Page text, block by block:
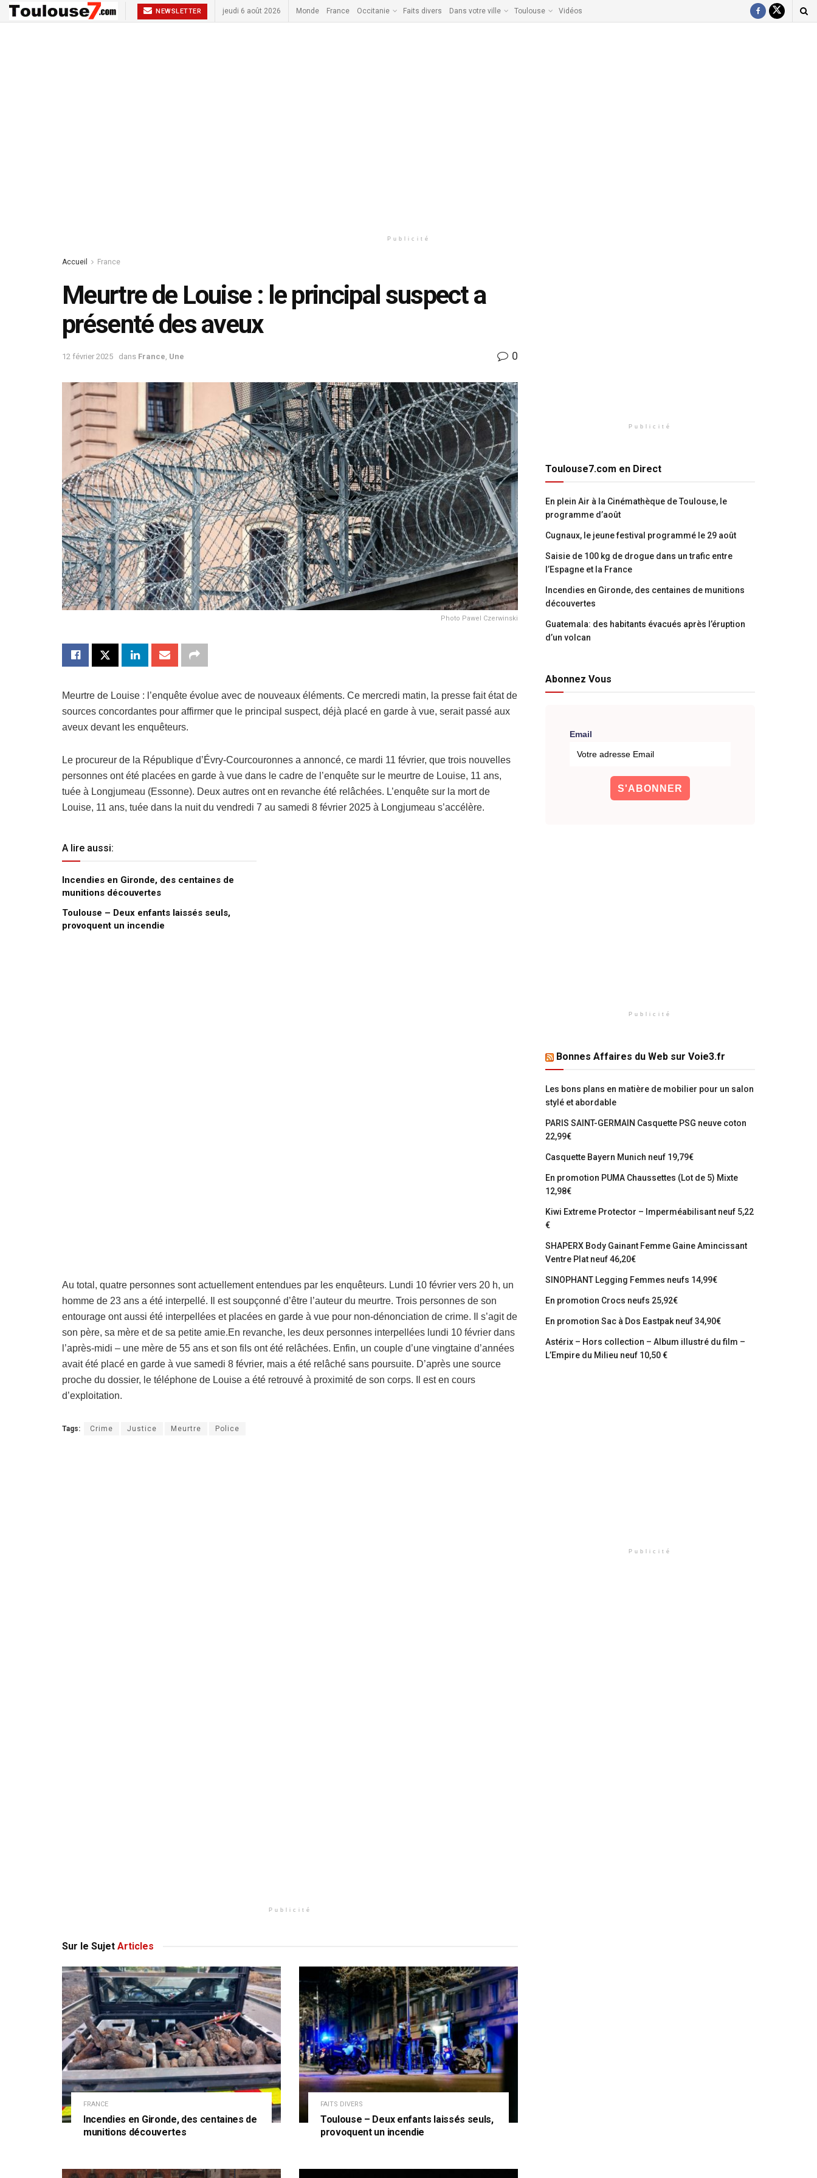
NEWSLETTER jeudi 6 août 2026 Monde France Occitanie Faits divers Dans votre ville Toulouse Vidéos
Publicité
Accueil France
Meurtre de Louise : le principal suspect a
présenté des aveux
12 février 2025 dans France Une 0
Photo Pawel Czerwinski
Meurtre de Louise : l’enquête évolue avec de nouveaux éléments. Ce mercredi matin, la presse fait état de
sources concordantes pour affirmer que le principal suspect, déjà placé en garde à vue, serait passé aux
aveux devant les enquêteurs.
Le procureur de la République d’Évry-Courcouronnes a annoncé, ce mardi 11 février, que trois nouvelles
personnes ont été placées en garde à vue dans le cadre de l’enquête sur le meurtre de Louise, 11 ans,
tuée à Longjumeau (Essonne). Deux autres ont en revanche été relâchées. L’enquête sur la mort de
Louise, 11 ans, tuée dans la nuit du vendredi 7 au samedi 8 février 2025 à Longjumeau s’accélère.
A lire aussi:
Incendies en Gironde, des centaines de
munitions découvertes
Toulouse – Deux enfants laissés seuls,
provoquent un incendie
Au total, quatre personnes sont actuellement entendues par les enquêteurs. Lundi 10 février vers 20 h, un
homme de 23 ans a été interpellé. Il est soupçonné d’être l’auteur du meurtre. Trois personnes de son
entourage ont aussi été interpellées et placées en garde à vue pour non-dénonciation de crime. Il s’agit de
son père, sa mère et de sa petite amie.En revanche, les deux personnes interpellées lundi 10 février dans
l’après-midi – une mère de 55 ans et son fils ont été relâchées. Enfin, un couple d’une vingtaine d’années
avait été placé en garde à vue samedi 8 février, mais a été relâché sans poursuite. D’après une source
proche du dossier, le téléphone de Louise a été retrouvé à proximité de son corps. Il est en cours
d’exploitation.
Tags: Crime Justice Meurtre Police
Publicité
Sur le Sujet Articles
FRANCE
Incendies en Gironde, des centaines de
munitions découvertes
FAITS DIVERS
Toulouse – Deux enfants laissés seuls,
provoquent un incendie
Publicité
Toulouse7.com en Direct
En plein Air à la Cinémathèque de Toulouse, le
programme d’août
Cugnaux, le jeune festival programmé le 29 août
Saisie de 100 kg de drogue dans un trafic entre
l’Espagne et la France
Incendies en Gironde, des centaines de munitions
découvertes
Guatemala: des habitants évacués après l’éruption
d’un volcan
Abonnez Vous
Email
Publicité
Bonnes Affaires du Web sur Voie3.fr
Les bons plans en matière de mobilier pour un salon
stylé et abordable
PARIS SAINT-GERMAIN Casquette PSG neuve coton
22,99€
Casquette Bayern Munich neuf 19,79€
En promotion PUMA Chaussettes (Lot de 5) Mixte
12,98€
Kiwi Extreme Protector – Imperméabilisant neuf 5,22
€
SHAPERX Body Gainant Femme Gaine Amincissant
Ventre Plat neuf 46,20€
SINOPHANT Legging Femmes neufs 14,99€
En promotion Crocs neufs 25,92€
En promotion Sac à Dos Eastpak neuf 34,90€
Astérix – Hors collection – Album illustré du film –
L’Empire du Milieu neuf 10,50 €
Publicité